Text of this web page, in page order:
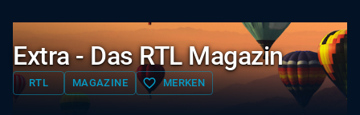
Extra - Das RTL Magazin
RTL MAGAZINE favorite_border MERKEN